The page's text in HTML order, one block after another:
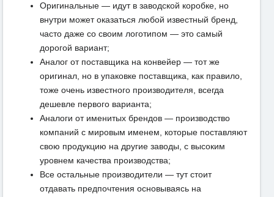
Оригинальные — идут в заводской коробке, но
внутри может оказаться любой известный бренд,
часто даже со своим логотипом — это самый
дорогой вариант;
Аналог от поставщика на конвейер — тот же
оригинал, но в упаковке поставщика, как правило,
тоже очень известного производителя, всегда
дешевле первого варианта;
Аналоги от именитых брендов — производство
компаний с мировым именем, которые поставляют
свою продукцию на другие заводы, с высоким
уровнем качества производства;
Все остальные производители — тут стоит
отдавать предпочтения основываясь на